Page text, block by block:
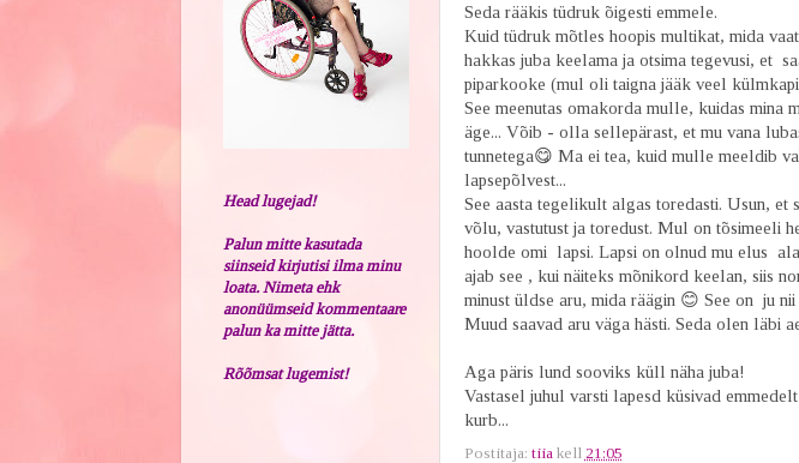
Seda rääkis tüdruk õigesti emmele.
Kuid tüdruk mõtles hoopis multikat, mida
hakkas juba keelama ja otsima tegevusi, et
piparkooke (mul oli taigna jääk veel
See meenutas omakorda mulle, kuidas mina
äge... Võib - olla sellepärast, et mu vana
tunnetega😋 Ma ei tea, kuid mulle meeldib
lapsepõlvest...
See aasta tegelikult algas toredasti. Usun,
võlu, vastutust ja toredust. Mul on tõsimeeli
hoolde omi lapsi. Lapsi on olnud mu elus
ajab see , kui näiteks mõnikord keelan, siis
minust üldse aru, mida räägin 😊 See on ju
Muud saavad aru väga hästi. Seda olen läbi
Aga päris lund sooviks küll näha juba!
Vastasel juhul varsti lapesd küsivad
kurb...
Postitaja: tiia kell 21:05
Head lugejad!
Palun mitte kasutada
siinseid kirjutisi ilma minu
loata. Nimeta ehk
anonüümseid kommentaare
palun ka mitte jätta.
Rõõmsat lugemist!